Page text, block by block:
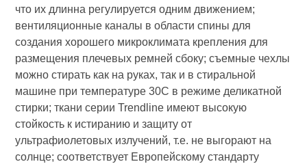
что их длинна регулируется одним движением;
вентиляционные каналы в области спины для
создания хорошего микроклимата крепления для
размещения плечевых ремней сбоку; съемные чехлы
можно стирать как на руках, так и в стиральной
машине при температуре 30С в режиме деликатной
стирки; ткани серии Trendline имеют высокую
стойкость к истиранию и защиту от
ультрафиолетовых излучений, т.е. не выгорают на
солнце; соответствует Европейскому стандарту